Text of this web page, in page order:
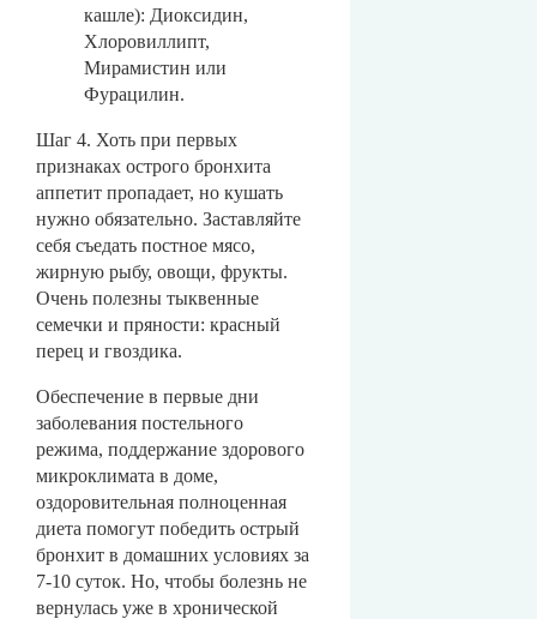
кашле): Диоксидин,
Хлоровиллипт,
Мирамистин или
Фурацилин.
Шаг 4. Хоть при первых
признаках острого бронхита
аппетит пропадает, но кушать
нужно обязательно. Заставляйте
себя съедать постное мясо,
жирную рыбу, овощи, фрукты.
Очень полезны тыквенные
семечки и пряности: красный
перец и гвоздика.
Обеспечение в первые дни
заболевания постельного
режима, поддержание здорового
микроклимата в доме,
оздоровительная полноценная
диета помогут победить острый
бронхит в домашних условиях за
7-10 суток. Но, чтобы болезнь не
вернулась уже в хронической